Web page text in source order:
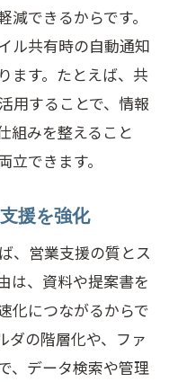
できるからです。
ル共有時の自動通知
ます。たとえば、共
用することで、情報
組みを整えること
できます。
援を強化
、営業支援の質とス
は、資料や提案書を
化につながるからで
ダの階層化や、ファ
、データ検索や管理